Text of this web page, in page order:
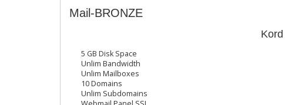
Mail-BRONZE
5 GB Disk Space
Unlim Bandwidth
Unlim Mailboxes
10 Domains
Unlim Subdomains